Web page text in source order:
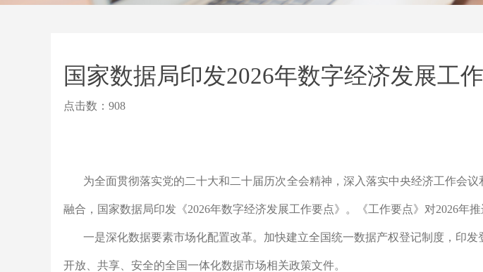
国家数据局印发2026年数字经济发展工
点击数：908
为全面贯彻落实党的二十大和二十届历次全会精神，深入落实中央经济工作会
融合，国家数据局印发《2026年数字经济发展工作要点》。《工作要点》对2026年
一是深化数据要素市场化配置改革。 加快建立全国统一数据产权登记制度，印
开放、共享、安全的全国一体化数据市场相关政策文件。